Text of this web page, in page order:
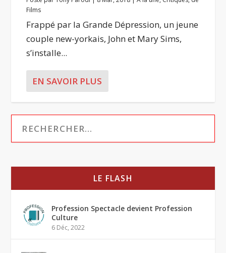
Films
Frappé par la Grande Dépression, un jeune
couple new-yorkais, John et Mary Sims,
s’installe...
EN SAVOIR PLUS
LE FLASH
Profession Spectacle devient Profession
Culture
6 Déc, 2022